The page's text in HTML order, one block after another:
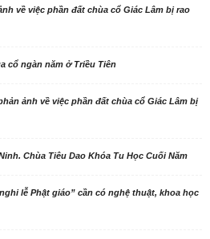
về việc phần đất chùa cổ Giác Lâm bị rao
cổ ngàn năm ở Triều Tiên
ảnh về việc phần đất chùa cổ Giác Lâm bị
Chùa Tiêu Dao Khóa Tu Học Cuối Năm
nghi lễ Phật giáo” cần có nghệ thuật, khoa học